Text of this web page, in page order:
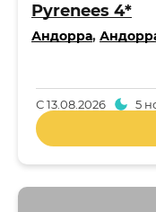
Pyrenees 4*
Андорра,
С13.08.2026 5